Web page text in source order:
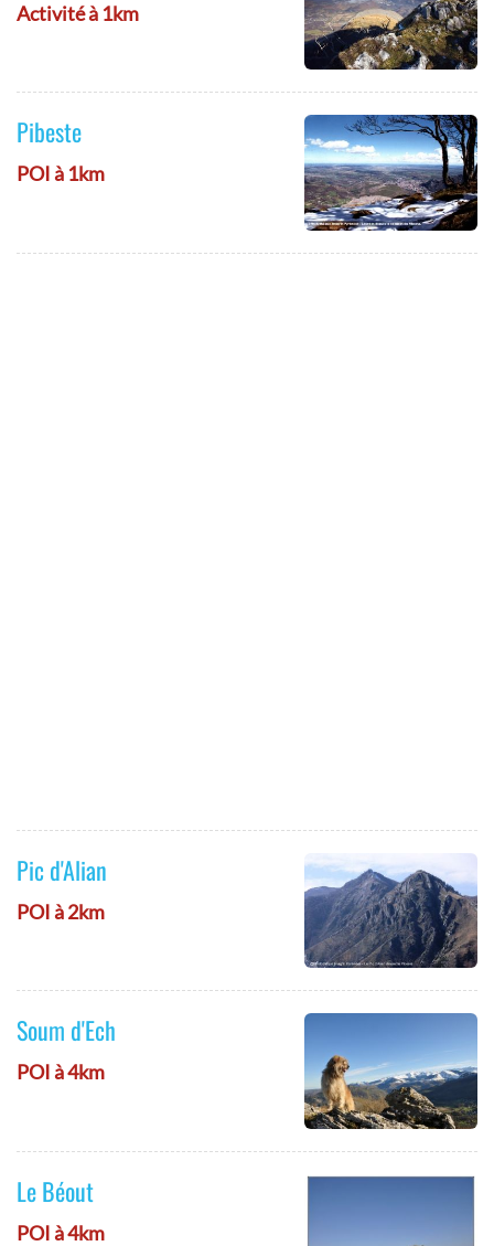
Activité à 1km
Pibeste
POI à 1km
Pic d'Alian
POI à 2km
Soum d'Ech
POI à 4km
Le Béout
POI à 4km